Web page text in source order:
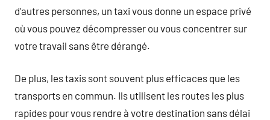
d’autres personnes, un taxi vous donne un espace privé
où vous pouvez décompresser ou vous concentrer sur
votre travail sans être dérangé.
De plus, les taxis sont souvent plus efficaces que les
transports en commun. Ils utilisent les routes les plus
rapides pour vous rendre à votre destination sans délai